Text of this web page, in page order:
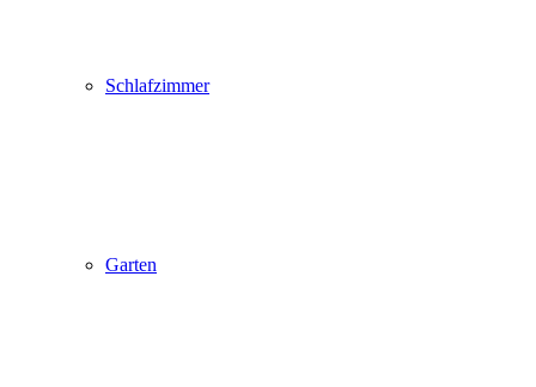
Schlafzimmer
Garten